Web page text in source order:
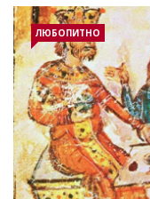
ЛЮБОПИТНО